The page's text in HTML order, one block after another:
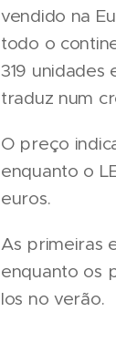
vendido na
todo o
319 unidades
traduz num
O preço
enquanto o
euros.
As primeiras
enquanto os
los no verão.